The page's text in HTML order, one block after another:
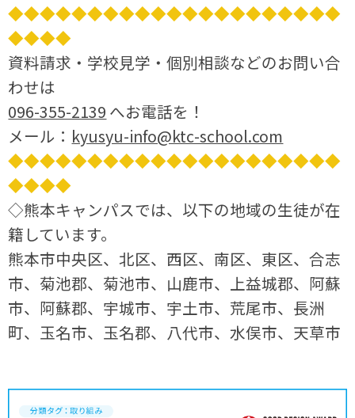
◆◆◆◆◆◆◆◆◆◆◆◆◆◆◆◆◆◆◆◆◆
◆◆◆◆
資料請求・学校見学・個別相談などのお問い合
わせは
096-355-2139 へお電話を！
メール： kyusyu-info@ktc-school.com
◆◆◆◆◆◆◆◆◆◆◆◆◆◆◆◆◆◆◆◆◆
◆◆◆◆
◇熊本キャンパスでは、以下の地域の生徒が在
籍しています。
熊本市中央区、北区、西区、南区、東区、合志
市、菊池郡、菊池市、山鹿市、上益城郡、阿蘇
市、阿蘇郡、宇城市、宇土市、荒尾市、長洲
町、玉名市、玉名郡、八代市、水俣市、天草市